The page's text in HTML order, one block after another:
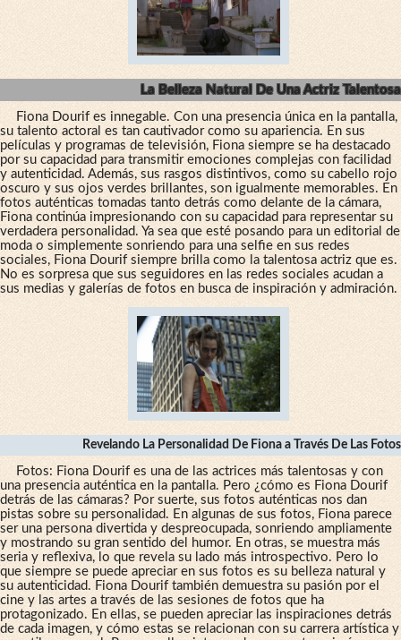
La Belleza Natural De Una Actriz Talentosa
Fiona Dourif es innegable. Con una presencia única en la pantalla,
su talento actoral es tan cautivador como su apariencia. En sus
películas y programas de televisión, Fiona siempre se ha destacado
por su capacidad para transmitir emociones complejas con facilidad
y autenticidad. Además, sus rasgos distintivos, como su cabello rojo
oscuro y sus ojos verdes brillantes, son igualmente memorables. En
fotos auténticas tomadas tanto detrás como delante de la cámara,
Fiona continúa impresionando con su capacidad para representar su
verdadera personalidad. Ya sea que esté posando para un editorial de
moda o simplemente sonriendo para una selfie en sus redes
sociales, Fiona Dourif siempre brilla como la talentosa actriz que es.
No es sorpresa que sus seguidores en las redes sociales acudan a
sus medias y galerías de fotos en busca de inspiración y admiración.
Revelando La Personalidad De Fiona a Través De Las Fotos
Fotos: Fiona Dourif es una de las actrices más talentosas y con
una presencia auténtica en la pantalla. Pero ¿cómo es Fiona Dourif
detrás de las cámaras? Por suerte, sus fotos auténticas nos dan
pistas sobre su personalidad. En algunas de sus fotos, Fiona parece
ser una persona divertida y despreocupada, sonriendo ampliamente
y mostrando su gran sentido del humor. En otras, se muestra más
seria y reflexiva, lo que revela su lado más introspectivo. Pero lo
que siempre se puede apreciar en sus fotos es su belleza natural y
su autenticidad. Fiona Dourif también demuestra su pasión por el
cine y las artes a través de las sesiones de fotos que ha
protagonizado. En ellas, se pueden apreciar las inspiraciones detrás
de cada imagen, y cómo estas se relacionan con su carrera artística y